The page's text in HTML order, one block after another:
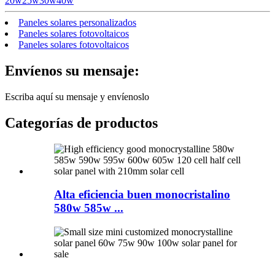
Paneles solares personalizados
Paneles solares fotovoltaicos
Paneles solares fotovoltaicos
Envíenos su mensaje:
Escriba aquí su mensaje y envíenoslo
Categorías de productos
Alta eficiencia buen monocristalino
580w 585w ...